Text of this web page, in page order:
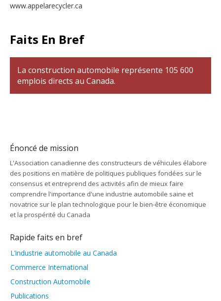
www.appelarecycler.ca
Faits En Bref
La construction automobile représente 105 600
emplois directs au Canada.
Énoncé de mission
L'Association canadienne des constructeurs de véhicules élabore
des positions en matière de politiques publiques fondées sur le
consensus et entreprend des activités afin de mieux faire
comprendre l'importance d'une industrie automobile saine et
novatrice sur le plan technologique pour le bien-être économique
et la prospérité du Canada
Rapide faits en bref
L’industrie automobile au Canada
Commerce International
Construction Automobile
Publications